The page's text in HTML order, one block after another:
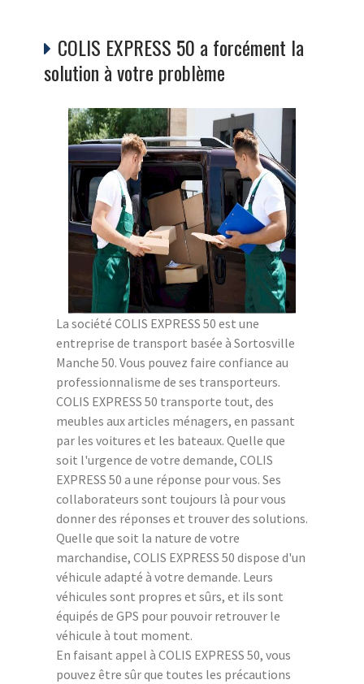
COLIS EXPRESS 50 a forcément la
solution à votre problème
La société COLIS EXPRESS 50 est une
entreprise de transport basée à Sortosville
Manche 50. Vous pouvez faire confiance au
professionnalisme de ses transporteurs.
COLIS EXPRESS 50 transporte tout, des
meubles aux articles ménagers, en passant
par les voitures et les bateaux. Quelle que
soit l'urgence de votre demande, COLIS
EXPRESS 50 a une réponse pour vous. Ses
collaborateurs sont toujours là pour vous
donner des réponses et trouver des solutions.
Quelle que soit la nature de votre
marchandise, COLIS EXPRESS 50 dispose d'un
véhicule adapté à votre demande. Leurs
véhicules sont propres et sûrs, et ils sont
équipés de GPS pour pouvoir retrouver le
véhicule à tout moment.
En faisant appel à COLIS EXPRESS 50, vous
pouvez être sûr que toutes les précautions